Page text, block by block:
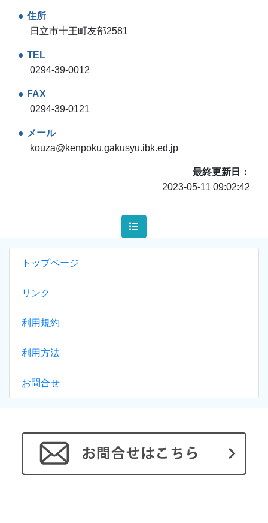
トップページ
リンク
利用規約
利用方法
お問合せ
住所
日立市十王町友部2581
TEL
0294-39-0012
FAX
0294-39-0121
メール
kouza@kenpoku.gakusyu.ibk.ed.jp
最終更新日
2023-05-11 09:02:42